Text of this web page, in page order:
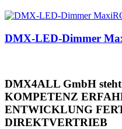
DMX-LED-Dimmer
DMX4ALL GmbH
KOMPETENZ
ENTWICKLUNG
DIREKTVERTRIEB